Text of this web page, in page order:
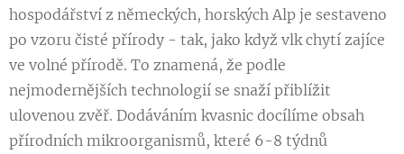
hospodářství z německých, horských Alp je sestaveno
po vzoru čisté přírody - tak, jako když vlk chytí zajíce
ve volné přírodě. To znamená, že podle
nejmodernějších technologií se snaží přiblížit
ulovenou zvěř. Dodáváním kvasnic docílíme obsah
přírodních mikroorganismů, které 6-8 týdnů